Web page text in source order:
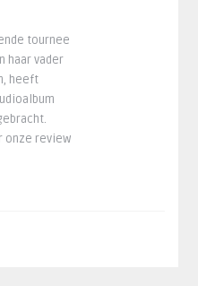
tournee
haar vader
heeft
onze review